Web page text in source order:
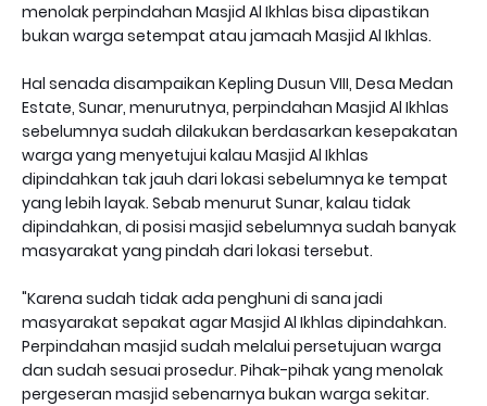
menolak perpindahan Masjid Al Ikhlas bisa dipastikan
bukan warga setempat atau jamaah Masjid Al Ikhlas.
Hal senada disampaikan Kepling Dusun VIII, Desa Medan
Estate, Sunar, menurutnya, perpindahan Masjid Al Ikhlas
sebelumnya sudah dilakukan berdasarkan kesepakatan
warga yang menyetujui kalau Masjid Al Ikhlas
dipindahkan tak jauh dari lokasi sebelumnya ke tempat
yang lebih layak. Sebab menurut Sunar, kalau tidak
dipindahkan, di posisi masjid sebelumnya sudah banyak
masyarakat yang pindah dari lokasi tersebut.
"Karena sudah tidak ada penghuni di sana jadi
masyarakat sepakat agar Masjid Al Ikhlas dipindahkan.
Perpindahan masjid sudah melalui persetujuan warga
dan sudah sesuai prosedur. Pihak-pihak yang menolak
pergeseran masjid sebenarnya bukan warga sekitar.